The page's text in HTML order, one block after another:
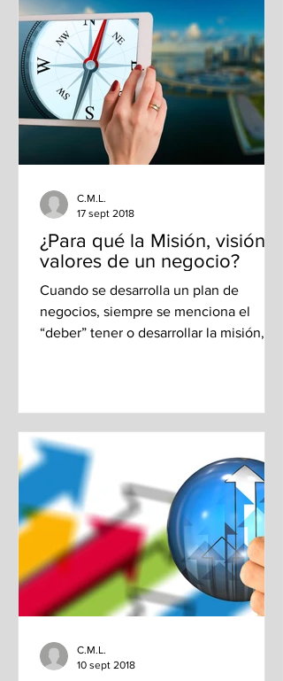
¿Para qué la Misión, visión y
valores de un negocio?
Cuando se desarrolla un plan de
negocios, siempre se menciona el
“deber” tener o desarrollar la misión,
C.M.L.
17 sept 2018
C.M.L.
10 sept 2018